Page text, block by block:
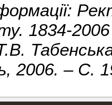
1834-
2006. – С.